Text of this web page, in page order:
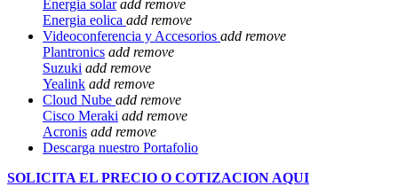
Energia solar add remove
Energia eolica add remove
Videoconferencia y Accesorios add remove
Plantronics add remove
Suzuki add remove
Yealink add remove
Cloud Nube add remove
Cisco Meraki add remove
Acronis add remove
Descarga nuestro Portafolio
SOLICITA EL PRECIO O COTIZACION AQUI